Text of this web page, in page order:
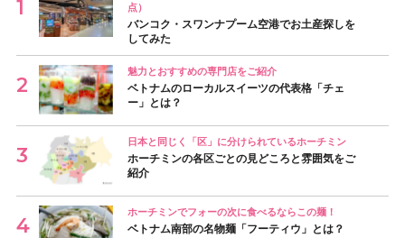
点）
バンコク・スワンナプーム空港でお土産探しを
してみた
魅力とおすすめの専門店をご紹介
ベトナムのローカルスイーツの代表格「チェ
ー」とは？
日本と同じく「区」に分けられているホーチミン
ホーチミンの各区ごとの見どころと雰囲気をご
紹介
ホーチミンでフォーの次に食べるならこの麺！
ベトナム南部の名物麺「フーティウ」とは？